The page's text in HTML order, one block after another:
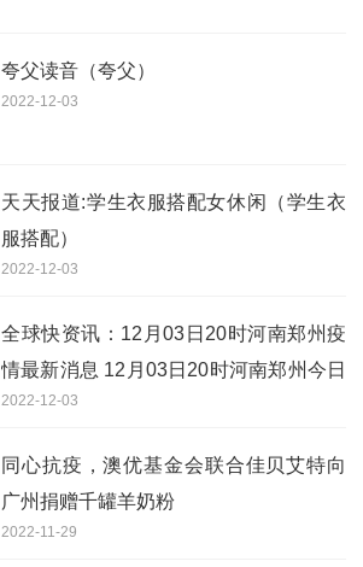
夸父读音（夸父）
2022-12-03
天天报道:学生衣服搭配女休闲（学生衣
服搭配）
2022-12-03
全球快资讯：12月03日20时河南郑州疫
情最新消息 12月03日20时河南郑州今日
确诊人数
2022-12-03
同心抗疫，澳优基金会联合佳贝艾特向
广州捐赠千罐羊奶粉
2022-11-29